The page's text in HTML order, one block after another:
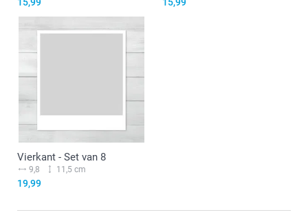
Vierkant - Set van 8
9,8 11,5 cm
19,99